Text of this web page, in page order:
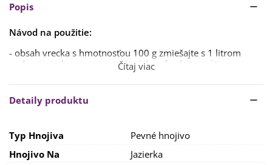
Popis
Návod na použitie:
- obsah vrecka s hmotnosťou 100 g zmiešajte s 1 litrom
vody z jazierka a po premiešaní ihneď nalejte späť.
Dávkovanie:
1. a 2. týždeň pol vrecka na 6 m2 plochy rybníčka alebo
Ďalšie informácie a bezpečnostné pokyny nájdete uvedené
na obale výrobku.
Čítaj viac
Detaily produktu
Typ Hnojiva
Pevné hnojivo
Hnojivo Na
Jazierka